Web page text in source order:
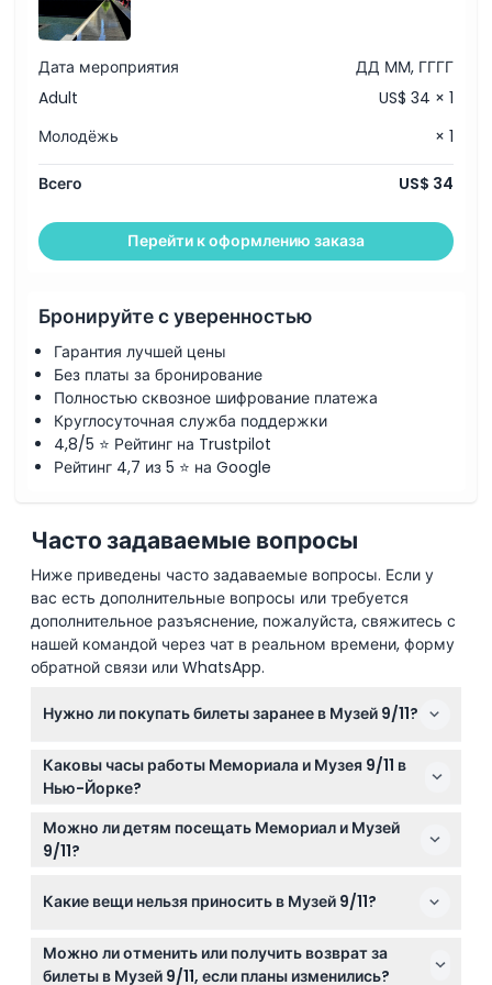
однодневного экскурсионного автобуса Hop on Hop
off
Панорамная прогулка на пароме к Статуе Свободы и
острову Эллис
Top of the Rock
Захватывающие экспозиции Музея естественной
истории Америки
фигур Мадам Тюссо
Размышляйте в Музее памяти 11 сентября и Мемориале
Круиз по Манхэттену на туре Лучшие
Исследуйте город по-своему с однодневным
автобусным туром Hop on Hop off
Дата мероприятия
ДД ММ, ГГГГ
Adult
US$ 34 × 1
Молодёжь
× 1
Всего US$ 34
Перейти к оформлению заказа
Бронируйте с уверенностью
Гарантия лучшей цены
Без платы за бронирование
Полностью сквозное шифрование платежа
Круглосуточная служба поддержки
4,8/5 ⭐ Рейтинг на Trustpilot
Рейтинг 4,7 из 5 ⭐ на Google
Часто задаваемые вопросы
Ниже приведены часто задаваемые вопросы. Если у
вас есть дополнительные вопросы или требуется
дополнительное разъяснение, пожалуйста, свяжитесь с
нашей командой через чат в реальном времени, форму
обратной связи или WhatsApp.
Нужно ли покупать билеты заранее в Музей 9/11?
Да, для посещения Музея 9/11 требуется
предварительная покупка билетов, которую можно
легко оформить онлайн на этом сайте.
Каковы часы работы Мемориала и Музея 9/11 в
Нью-Йорке?
Мемориал 9/11 открыт ежедневно с 8 утра до 8
вечера, а Музей работает с среды по понедельник с
9 утра до 7 вечера, последний вход в 5:30 вечера
(время может изменяться — подтверждайте при
бронировании).
Можно ли детям посещать Мемориал и Музей
9/11?
подростками, взрослыми и пожилыми, что делает
групп.
Какие вещи нельзя приносить в Музей 9/11?
Опасные материалы, бутылки, петарды, лазеры и
любые предметы, которые могут нарушить покой
Можно ли отменить или получить возврат за
билеты в Музей 9/11, если планы изменились?